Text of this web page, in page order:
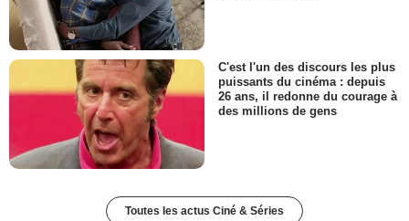
C'est l'un des discours les plus
puissants du cinéma : depuis
26 ans, il redonne du courage à
des millions de gens
Toutes les actus Ciné & Séries